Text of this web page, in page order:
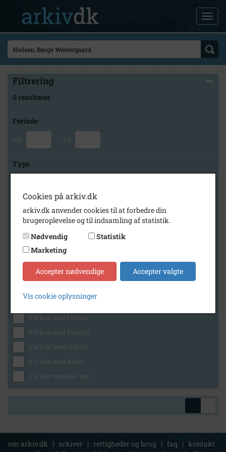
Filtrering
0 resultater
Periode
Fra Til
Type
Arkiv
Holbæk-Arkiverne / Tølløse Lokalarkiv
Generelt
Vis kun med billeder
Vis kun med filmklip
Vis kun med lydklip
Vis kun med kilder
Vis kun med geo-tag
om arkiv.dk | arkiver | rettigheder og brug | faq | kontakt
Cookies på arkiv.dk
arkiv.dk anvender cookies til at forbedre din
brugeroplevelse og til indsamling af statistik.
Nødvendig
Statistik
Marketing
Accepter nødvendige Accepter valgte
Vis cookie oplysninger